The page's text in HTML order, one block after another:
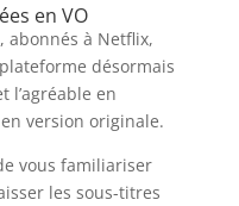
en VO
abonnés à Netflix,
désormais
l’agréable en
version originale.
vous familiariser
les sous-titres